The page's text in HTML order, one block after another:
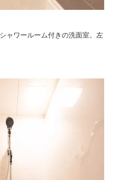
ャワールーム付きの洗面室。左